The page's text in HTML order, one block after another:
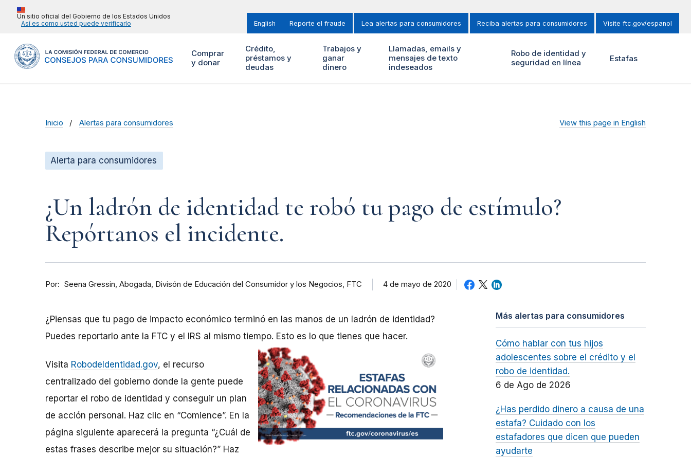
Un sitio oficial del Gobierno de los Estados Unidos
Así es como usted puede verificarlo
English Reporte el fraude Lea alertas para consumidores Reciba alertas para consumidores Visite ftc.gov/espanol
Comprar
y donar
Crédito,
préstamos y
deudas
Trabajos y
ganar
dinero
Llamadas, emails y
mensajes de texto
indeseados
Robo de identidad y
seguridad en línea
Estafas
Inicio Alertas para consumidores View this page in English
Alerta para consumidores
¿Un ladrón de identidad te robó tu pago de estímulo?
Repórtanos el incidente.
Por Seena Gressin Abogada, Divisón de Educación del Consumidor y los Negocios, FTC 4 de mayo de 2020
¿Piensas que tu pago de impacto económico terminó en las manos de un ladrón de identidad?
Puedes reportarlo ante la FTC y el IRS al mismo tiempo. Esto es lo que tienes que hacer.
Visita RobodeIdentidad.gov, el recurso
centralizado del gobierno donde la gente puede
reportar el robo de identidad y conseguir un plan
de acción personal. Haz clic en “Comience”. En la
página siguiente aparecerá la pregunta “¿Cuál de
estas frases describe mejor su situación?” Haz
Más alertas para consumidores
Cómo hablar con tus hijos
adolescentes sobre el crédito y el
robo de identidad.
6 de Ago de 2026
¿Has perdido dinero a causa de una
estafa? Cuidado con los
estafadores que dicen que pueden
ayudarte